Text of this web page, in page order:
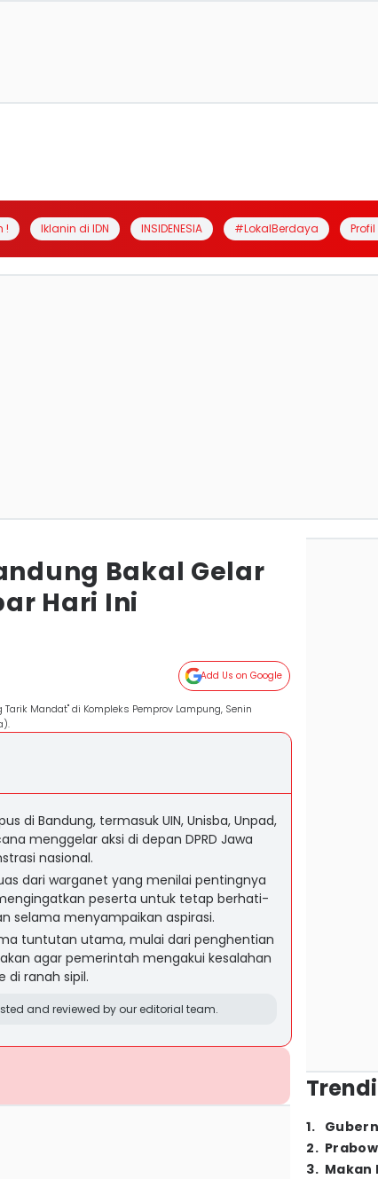
! Iklanin di IDN INSIDENESIA #LokalBerdaya
Bakal Gelar
Hari Ini
Add Us on Google
Mandat" di Kompleks Pemprov Lampung, Senin
di Bandung, termasuk UIN, Unisba, Unpad,
menggelar aksi di depan DPRD Jawa
nasional.
dari warganet yang menilai pentingnya
peserta untuk tetap berhati-
selama menyampaikan aspirasi.
tuntutan utama, mulai dari penghentian
agar pemerintah mengakui kesalahan
di ranah sipil.
and reviewed by our editorial team.
1.
2.
3. Makan